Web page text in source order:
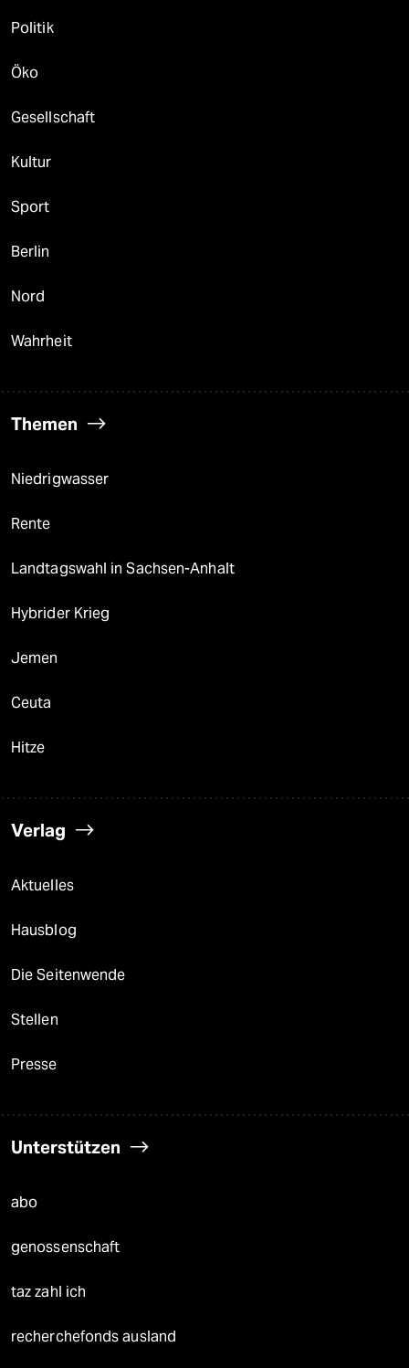
Politik
Öko
Gesellschaft
Kultur
Sport
Berlin
Nord
Wahrheit
Themen
Niedrigwasser
Rente
Landtagswahl in Sachsen-Anhalt
Hybrider Krieg
Jemen
Ceuta
Hitze
Verlag
Aktuelles
Hausblog
Die Seitenwende
Stellen
Presse
Unterstützen
abo
genossenschaft
taz zahl ich
recherchefonds ausland